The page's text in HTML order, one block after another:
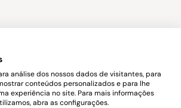
© 2026. All rights reserved.
análise dos nossos dados de visitantes, para
conteúdos personalizados e para lhe
experiência no site. Para mais informações
abra as configurações.